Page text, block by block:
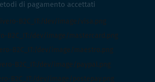
di pagamento accettati